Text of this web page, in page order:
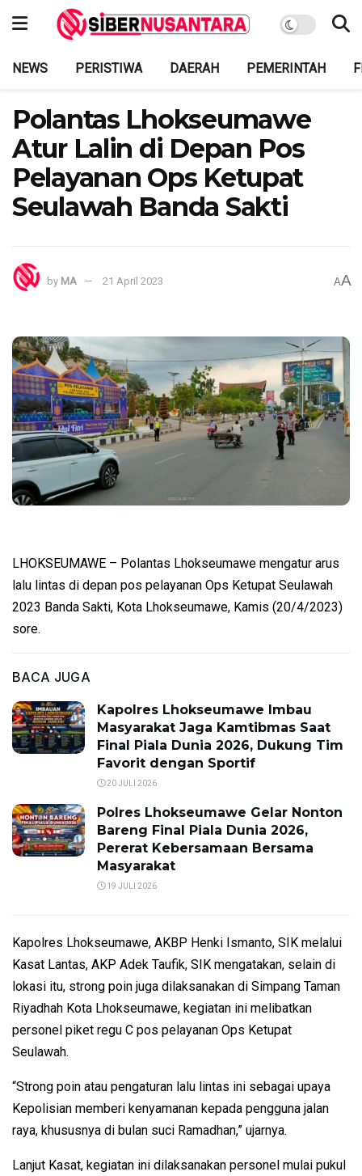
NEWS PERISTIWA DAERAH PEMERINTAH
Polantas Lhokseumawe
Atur Lalin di Depan Pos
Pelayanan Ops Ketupat
Seulawah Banda Sakti
by MA 21 April 2023 AA
LHOKSEUMAWE – Polantas Lhokseumawe mengatur arus
lalu lintas di depan pos pelayanan Ops Ketupat Seulawah
2023 Banda Sakti, Kota Lhokseumawe, Kamis (20/4/2023)
sore.
BACA JUGA
Kapolres Lhokseumawe Imbau
Masyarakat Jaga Kamtibmas Saat
Final Piala Dunia 2026, Dukung Tim
Favorit dengan Sportif
20 JULI 2026
Polres Lhokseumawe Gelar Nonton
Bareng Final Piala Dunia 2026,
Pererat Kebersamaan Bersama
Masyarakat
19 JULI 2026
Kapolres Lhokseumawe, AKBP Henki Ismanto, SIK melalui
Kasat Lantas, AKP Adek Taufik, SIK mengatakan, selain di
lokasi itu, strong poin juga dilaksanakan di Simpang Taman
Riyadhah Kota Lhokseumawe, kegiatan ini melibatkan
personel piket regu C pos pelayanan Ops Ketupat
Seulawah.
“Strong poin atau pengaturan lalu lintas ini sebagai upaya
Kepolisian memberi kenyamanan kepada pengguna jalan
raya, khususnya di bulan suci Ramadhan,” ujarnya.
Lanjut Kasat, kegiatan ini dilaksanakan personel mulai pukul